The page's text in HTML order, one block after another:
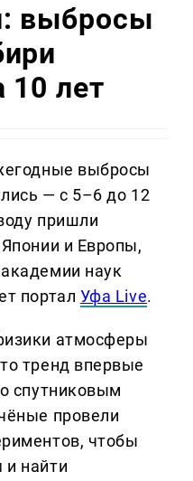
выбросы
10 лет
выбросы
— с 5–6 до 12
пришли
и Европы,
наук
портал Уфа Live.
атмосферы
тренд впервые
спутниковым
провели
чтобы
и найти